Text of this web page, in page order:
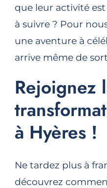
que leur activité
à suivre ? Pour
une aventure à
arrive même de
Rejoignez
à Hyères !
Ne tardez plus à
découvrez